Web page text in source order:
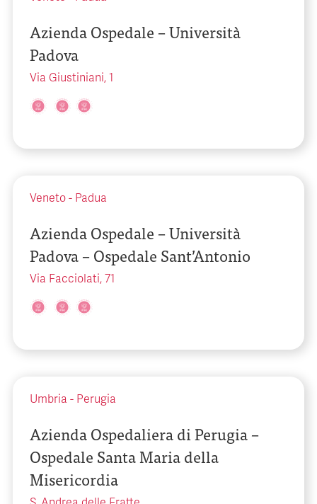
Azienda Ospedale – Università
Padova
Via Giustiniani, 1
Veneto - Padua
Azienda Ospedale – Università
Padova – Ospedale Sant’Antonio
Via Facciolati, 71
Umbria - Perugia
Azienda Ospedaliera di Perugia –
Ospedale Santa Maria della
Misericordia